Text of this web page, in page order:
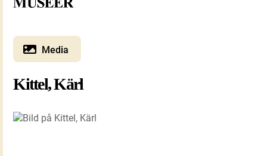
Media
Kittel, Kärl